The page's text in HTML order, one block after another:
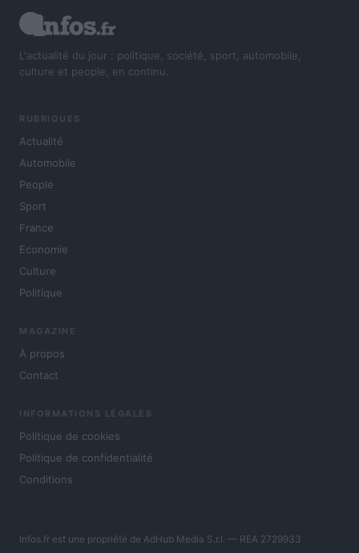
L'actualité du jour : politique, société, sport, automobile,
culture et people, en continu.
RUBRIQUES
Actualité
Automobile
People
Sport
France
Economie
Culture
Politique
MAGAZINE
À propos
Contact
INFORMATIONS LÉGALES
Politique de cookies
Politique de confidentialité
Conditions
Infos.fr est une propriété de AdHub Media S.r.l. — REA 2729933